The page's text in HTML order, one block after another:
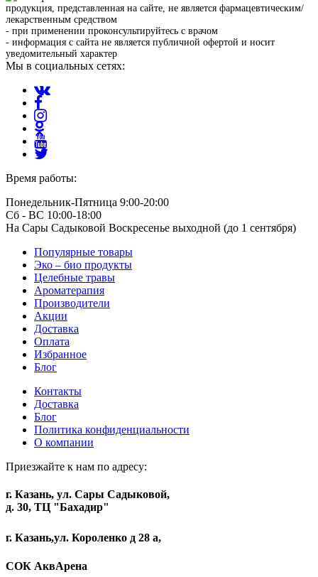
продукция, представленная на сайте, не является фармацевтическим/
лекарственным средством
- при применении проконсультируйтесь с врачом
- информация с сайта не является публичной офертой и носит
уведомительный характер
Мы в социальных сетях:
Время работы:
Понедельник-Пятница 9:00-20:00
Сб - ВС 10:00-18:00
На Сары Садыковой Воскресенье выходной (до 1 сентября)
Популярные товары
Эко – био продукты
Целебные травы
Ароматерапия
Производители
Акции
Доставка
Оплата
Избранное
Блог
Контакты
Доставка
Блог
Политика конфиденциальности
О компании
Приезжайте к нам по адресу:
г. Казань, ул. Сары Садыковой,
д. 30, ТЦ "Бахадир"
г. Казань,ул. Короленко д 28 а,
СОК АквАрена